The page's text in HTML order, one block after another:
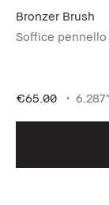
Bronzer Brush
Soffice
€65.00 6.287"